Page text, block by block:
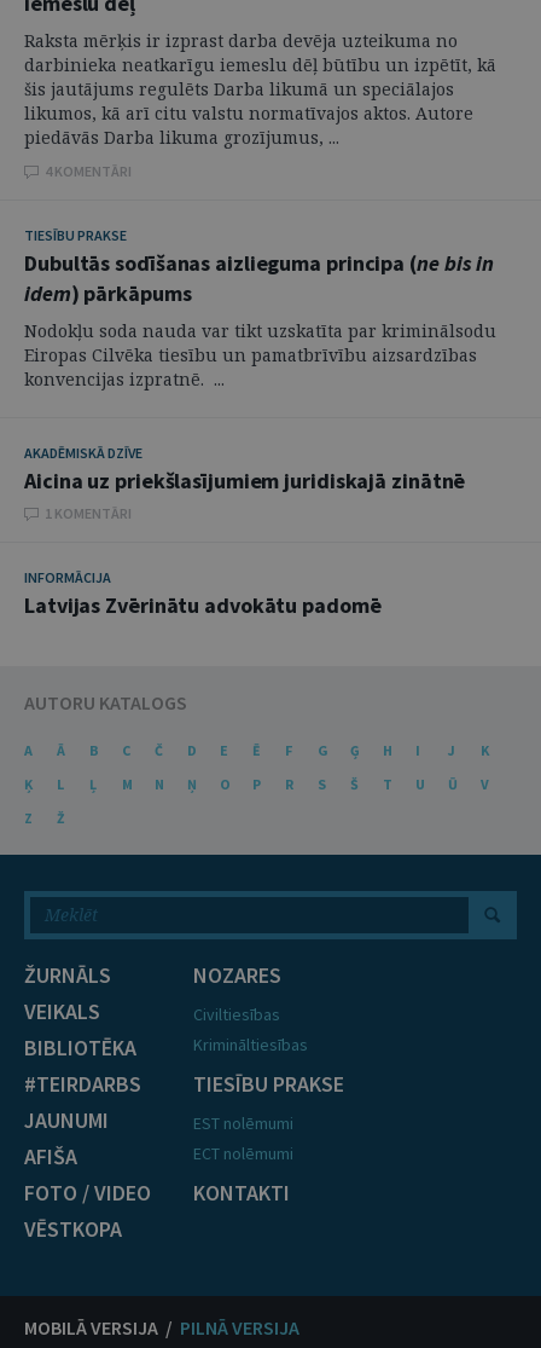
Raksta mērķis ir izprast darba devēja uzteikuma no
darbinieka neatkarīgu iemeslu dēļ būtību un izpētīt, kā
šis jautājums regulēts Darba likumā un speciālajos
likumos, kā arī citu valstu normatīvajos aktos. Autore
piedāvās Darba likuma grozījumus, ...
4 KOMENTĀRI
TIESĪBU PRAKSE
Dubultās sodīšanas aizlieguma principa (ne bis in
idem) pārkāpums
Nodokļu soda nauda var tikt uzskatīta par kriminālsodu
Eiropas Cilvēka tiesību un pamatbrīvību aizsardzības
konvencijas izpratnē. ...
AKADĒMISKĀ DZĪVE
Aicina uz priekšlasījumiem juridiskajā zinātnē
1 KOMENTĀRI
INFORMĀCIJA
Latvijas Zvērinātu advokātu padomē
AUTORU KATALOGS
A Ā B C Č D E Ē F G Ģ H I J
K
Ķ
L Ļ M N Ņ O P R S Š T U Ū
V
Z
Ž
ŽURNĀLS
VEIKALS
BIBLIOTĒKA
#TEIRDARBS
JAUNUMI
AFIŠA
FOTO / VIDEO
VĒSTKOPA
NOZARES
Civiltiesības
Krimināltiesības
TIESĪBU PRAKSE
EST nolēmumi
ECT nolēmumi
KONTAKTI
MOBILĀ VERSIJA / PILNĀ VERSIJA